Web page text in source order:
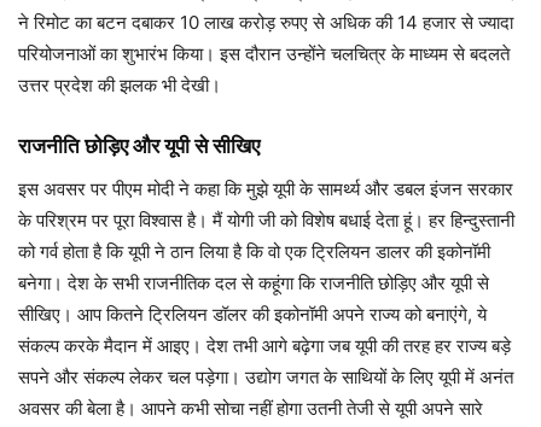
ने रिमोट का बटन दबाकर 10 लाख करोड़ रुपए से अधिक की 14 हजार से ज्यादा
परियोजनाओं का शुभारंभ किया। इस दौरान उन्होंने चलचित्र के माध्यम से बदलते
उत्तर प्रदेश की झलक भी देखी।
राजनीति छोड़िए और यूपी से सीखिए
इस अवसर पर पीएम मोदी ने कहा कि मुझे यूपी के सामर्थ्य और डबल इंजन सरकार
के परिश्रम पर पूरा विश्वास है। मैं योगी जी को विशेष बधाई देता हूं। हर हिन्दुस्तानी
को गर्व होता है कि यूपी ने ठान लिया है कि वो एक ट्रिलियन डालर की इकोनॉमी
बनेगा। देश के सभी राजनीतिक दल से कहूंगा कि राजनीति छोड़िए और यूपी से
सीखिए। आप कितने ट्रिलियन डॉलर की इकोनॉमी अपने राज्य को बनाएंगे, ये
संकल्प करके मैदान में आइए। देश तभी आगे बढ़ेगा जब यूपी की तरह हर राज्य बड़े
सपने और संकल्प लेकर चल पड़ेगा। उद्योग जगत के साथियों के लिए यूपी में अनंत
अवसर की बेला है। आपने कभी सोचा नहीं होगा उतनी तेजी से यूपी अपने सारे